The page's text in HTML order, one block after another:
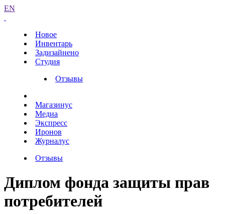
EN
Новое
Инвентарь
Задизайнено
Студия
Отзывы
Магазинус
Медиа
Экспресс
Иронов
Журналус
Отзывы
Диплом фонда защиты прав
потребителей